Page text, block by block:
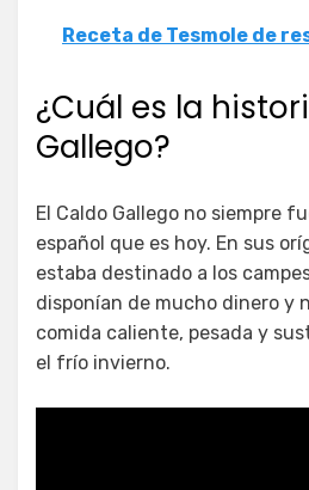
Receta de Tesmole de
¿Cuál es la
Gallego?
El Caldo Gallego no siempre
español que es hoy. En sus
estaba destinado a los
disponían de mucho dinero y
comida caliente, pesada y
el frío invierno.